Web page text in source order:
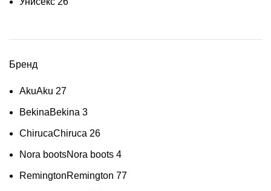
Бренд
AkuAku 27
BekinaBekina 3
ChirucaChiruca 26
Nora bootsNora boots 4
RemingtonRemington 77